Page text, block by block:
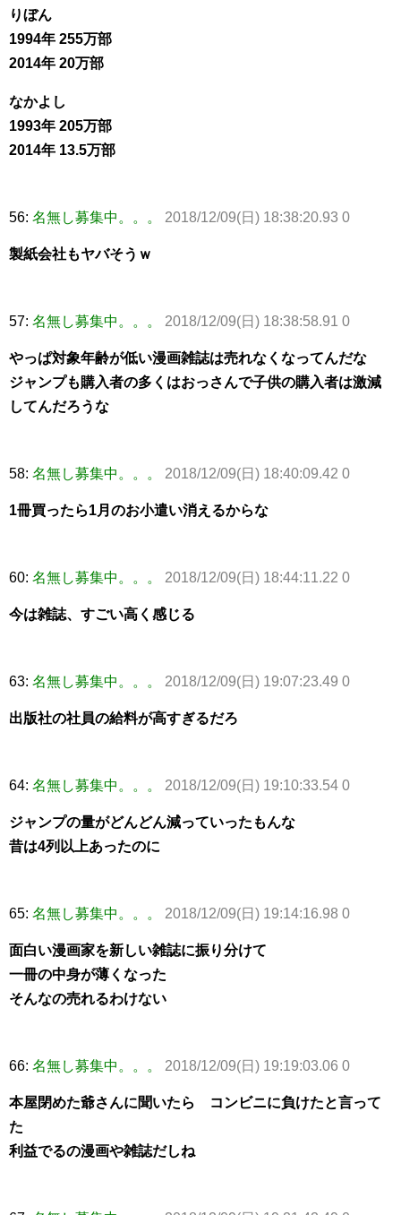
りぼん
1994年 255万部
2014年 20万部
なかよし
1993年 205万部
2014年 13.5万部
56: 名無し募集中。。。 2018/12/09(日) 18:38:20.93 0
製紙会社もヤバそうｗ
57: 名無し募集中。。。 2018/12/09(日) 18:38:58.91 0
やっぱ対象年齢が低い漫画雑誌は売れなくなってんだな
ジャンプも購入者の多くはおっさんで子供の購入者は激減
してんだろうな
58: 名無し募集中。。。 2018/12/09(日) 18:40:09.42 0
1冊買ったら1月のお小遣い消えるからな
60: 名無し募集中。。。 2018/12/09(日) 18:44:11.22 0
今は雑誌、すごい高く感じる
63: 名無し募集中。。。 2018/12/09(日) 19:07:23.49 0
出版社の社員の給料が高すぎるだろ
64: 名無し募集中。。。 2018/12/09(日) 19:10:33.54 0
ジャンプの量がどんどん減っていったもんな
昔は4列以上あったのに
65: 名無し募集中。。。 2018/12/09(日) 19:14:16.98 0
面白い漫画家を新しい雑誌に振り分けて
一冊の中身が薄くなった
そんなの売れるわけない
66: 名無し募集中。。。 2018/12/09(日) 19:19:03.06 0
本屋閉めた爺さんに聞いたら コンビニに負けたと言って
た
利益でるの漫画や雑誌だしね